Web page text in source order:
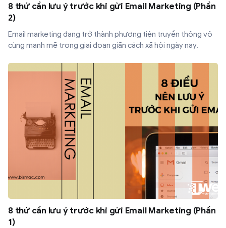
8 thứ cần lưu ý trước khi gửi Email Marketing (Phần
2)
Email marketing đang trở thành phương tiện truyền thông vô
cùng mạnh mẽ trong giai đoạn giãn cách xã hội ngày nay.
8 thứ cần lưu ý trước khi gửi Email Marketing (Phần
1)